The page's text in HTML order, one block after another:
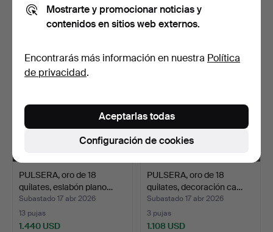
2 pujas
949 USD
19 pujas
1.477 USD
PULSERA, oro de 18
quilates, eslabón plano…
Subastado 17 abr 2026
13 pujas
1.440 USD
PULSERA, oro de 18
quilates, decoración ca…
Subastado 17 abr 2026
3 pujas
1.108 USD
Mostrarte y promocionar noticias y
contenidos en sitios web externos.
Encontrarás más información en nuestra Política
de privacidad.
Configuración de cookies
Aceptarlas todas